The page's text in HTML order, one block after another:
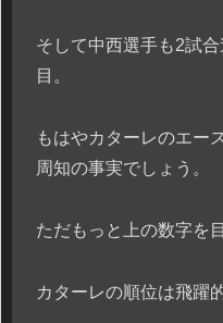
そして中西選手も2試
目。
もはやカターレのエー
周知の事実でしょう。
ただもっと上の数字を
カターレの順位は飛躍